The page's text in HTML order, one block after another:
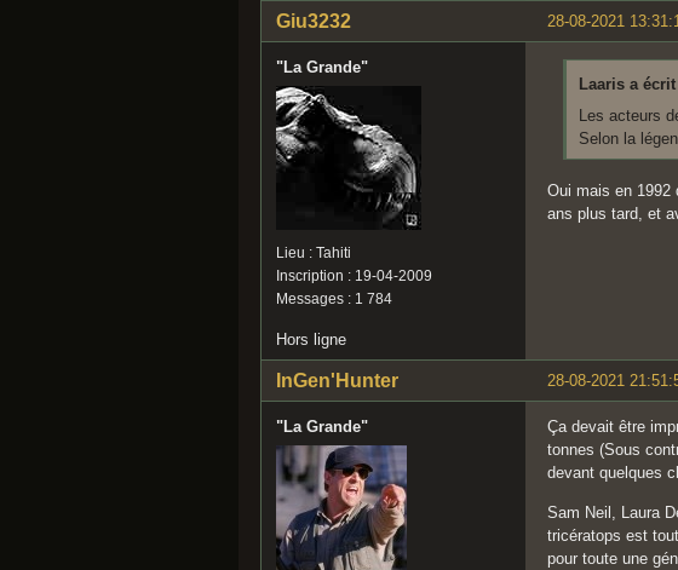
28-08-2021
Giu3232
"La Grande"
Lieu : Tahiti
Inscription : 19-04-2009
Messages : 1 784
Laaris a écrit
Les acteurs
Selon la
Oui mais en 1992
ans plus tard, et
Hors ligne
28-08-2021
InGen'Hunter
"La Grande"
Ça devait être
tonnes (Sous
devant quelques
Sam Neil, Laura
tricératops est
pour toute une